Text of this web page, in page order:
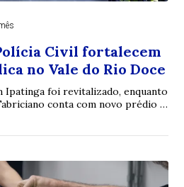
Civil fortalecem
no Vale do Rio Doce
Ipatinga foi revitalizado, enquanto
conta com novo prédio e